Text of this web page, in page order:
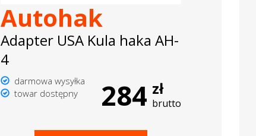
Autohak
Adapter USA Kula haka AH-
4
darmowa wysyłka
towar dostępny
284 zł
brutto